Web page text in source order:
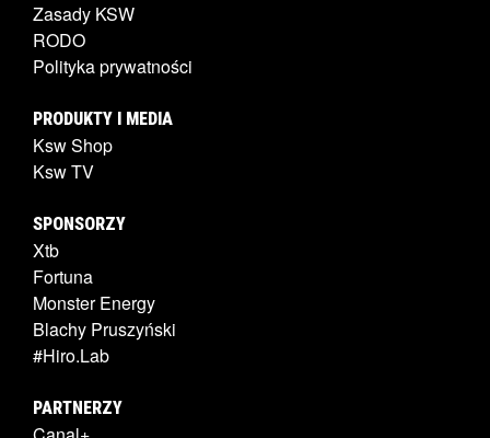
Zasady KSW
RODO
Polityka prywatności
PRODUKTY I MEDIA
Ksw Shop
Ksw TV
SPONSORZY
Xtb
Fortuna
Monster Energy
Blachy Pruszyński
#Hiro.Lab
PARTNERZY